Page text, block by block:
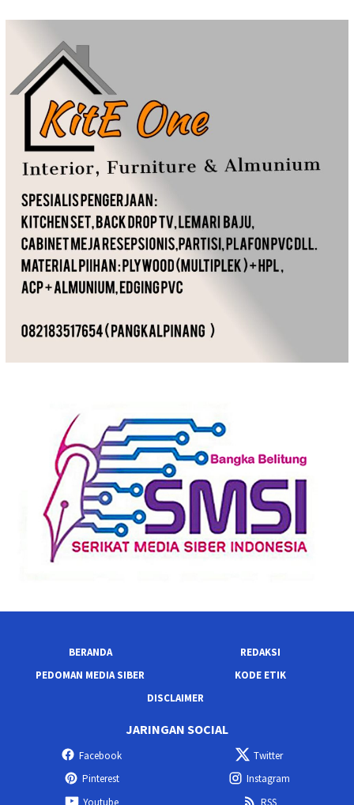
BERANDA
REDAKSI
PEDOMAN MEDIA SIBER
KODE ETIK
DISCLAIMER
JARINGAN SOCIAL
Facebook
Twitter
Pinterest
Instagram